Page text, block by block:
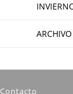
ARCHIVO
Contacto